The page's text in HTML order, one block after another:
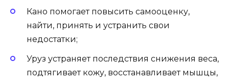
Кано помогает повысить самооценку,
найти, принять и устранить свои
недостатки;
Уруз устраняет последствия снижения веса,
подтягивает кожу, восстанавливает мышцы,